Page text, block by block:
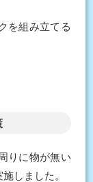
み立てる
りに物が無い
しました。